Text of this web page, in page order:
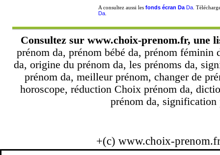
A consultez aussi les fonds écran DaDa.
Da.
Consultez sur www.choix-prenom.fr, une
prénom da, prénom bébé da, prénom
da, origine du prénom da, les prénoms da,
prénom da, meilleur prénom, changer de
horoscope, réduction Choix prénom da,
prénom da, signification
+(c) www.choix-